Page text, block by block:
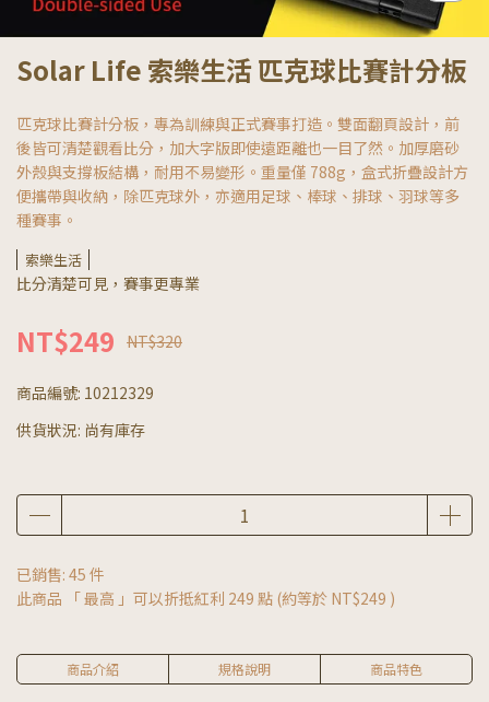
Solar Life 索樂生活 匹克球比賽計分板
匹克球比賽計分板，專為訓練與正式賽事打造。雙面翻頁設計，前
後皆可清楚觀看比分，加大字版即使遠距離也一目了然。加厚磨砂
外殼與支撐板結構，耐用不易變形。重量僅 788g，盒式折疊設計方
便攜帶與收納，除匹克球外，亦適用足球、棒球、排球、羽球等多
種賽事。
索樂生活
比分清楚可見，賽事更專業
NT$249 NT$320
商品編號: 10212329
供貨狀況: 尚有庫存
已銷售: 45 件
此商品 「 最高 」可以折抵紅利 249 點 (約等於 NT$249 )
商品介紹 規格說明 商品特色